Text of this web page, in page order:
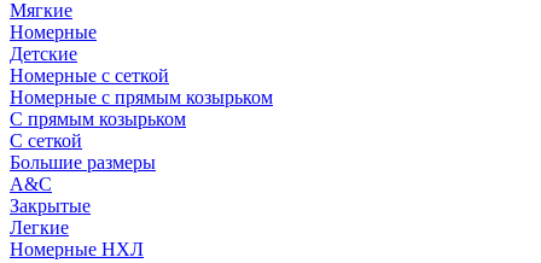
Мягкие
Номерные
Детские
Номерные с сеткой
Номерные с прямым козырьком
С прямым козырьком
С сеткой
Большие размеры
A&C
Закрытые
Легкие
Номерные НХЛ